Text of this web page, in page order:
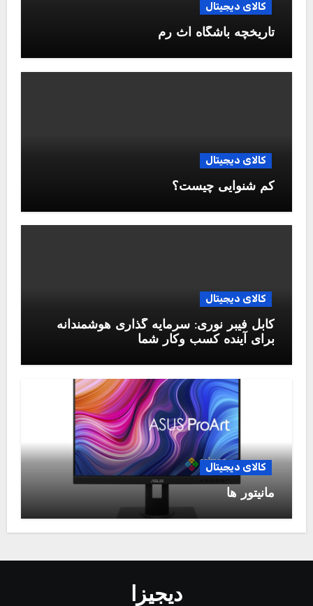
کالای دیجیتال
تاریخچه باشگاه آث رم
کالای دیجیتال
کم شنوایی چیست؟
کالای دیجیتال
کابل فیبر نوری: سرمایه گذاری هوشمندانه
برای آینده کسب وکار شما
کالای دیجیتال
مانیتور ها
دیجیزا